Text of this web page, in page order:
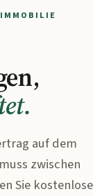
auf dem
zwischen
Sie kostenlose